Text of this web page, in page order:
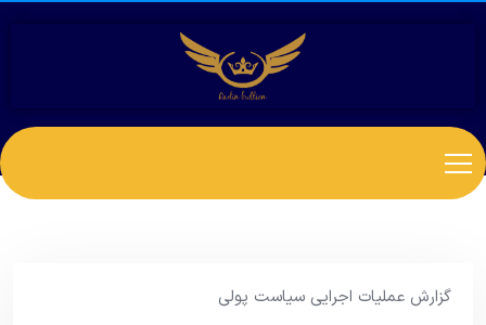
گزارش عملیات اجرایی سیاست پولی